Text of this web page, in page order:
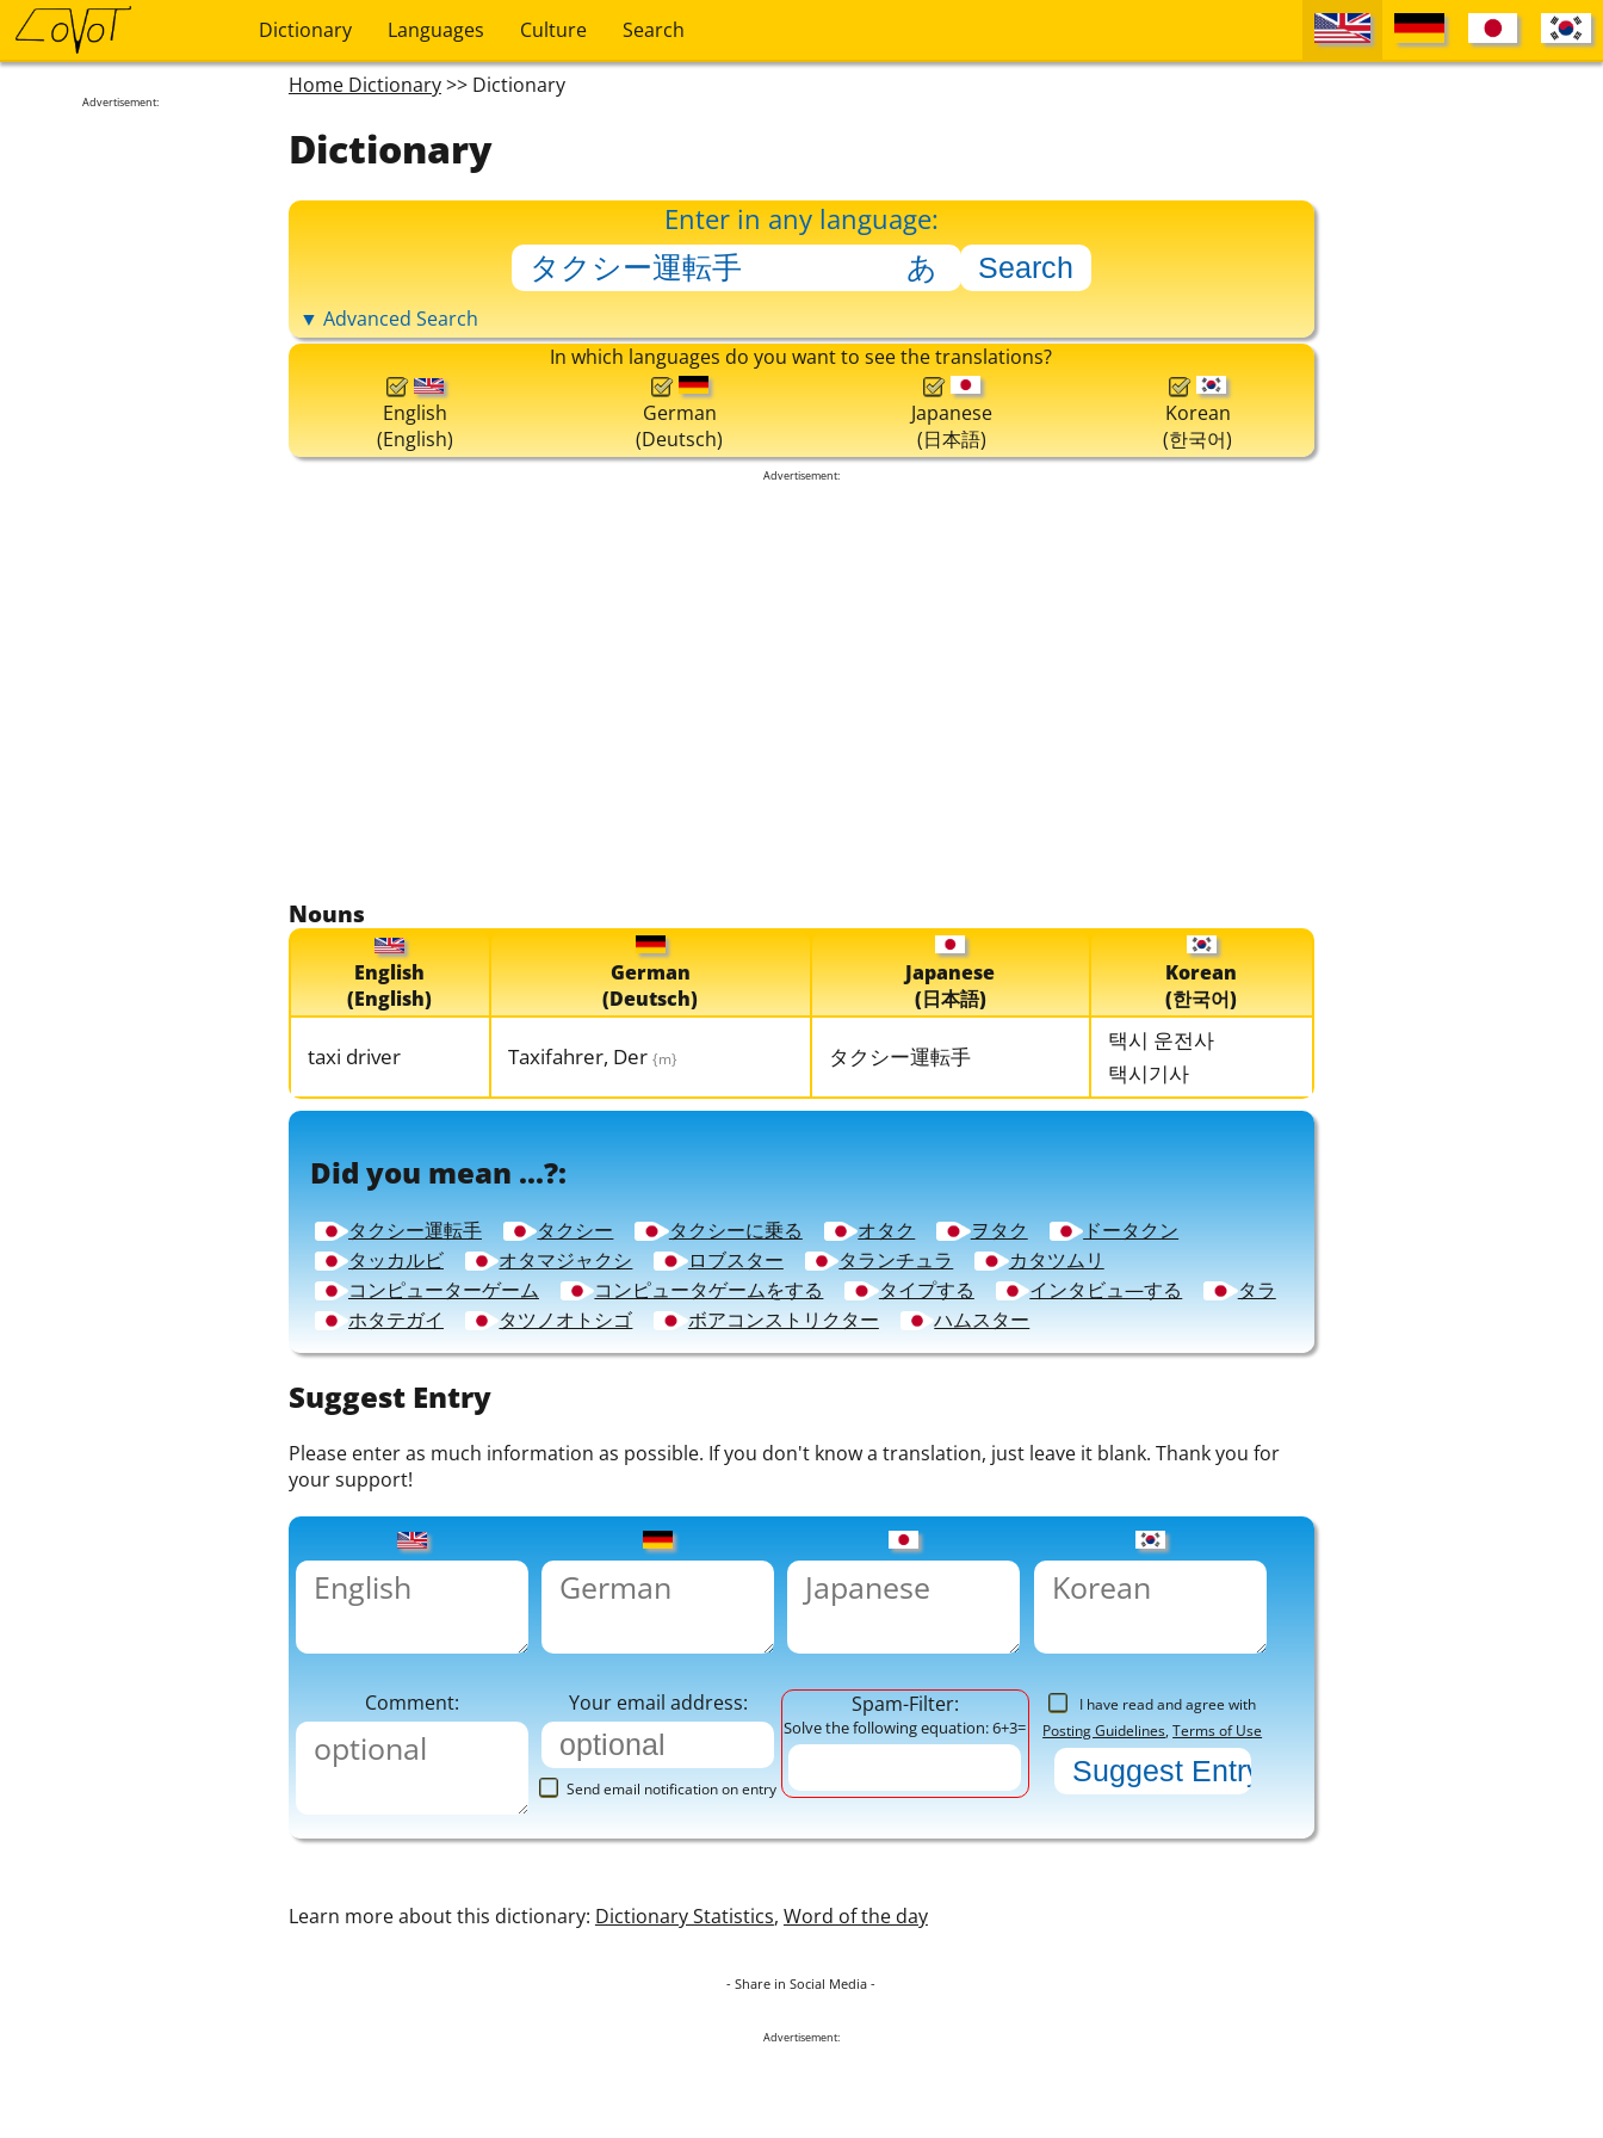
Dictionary Languages Culture Search
Advertisement:
Home Dictionary>> Dictionary
Dictionary
Enter in any language:
▼ Advanced Search
In which languages do you want to see the translations?
English
(English)
German
(Deutsch)
Japanese
(日本語)
Korean
(한국어)
Advertisement:
Nouns
English
(English)
German
(Deutsch)
Japanese
(日本語)
Korean
(한국어)
taxi driver Taxifahrer, Der {m} タクシー運転手
택시 운전사
택시기사
Did you mean ...?:
タクシー運転手 タクシー タクシーに乗る オタク ヲタク
ドータクン
タッカルビ
オタマジャクシ ロブスター タランチュラ
カタツムリ
コンピューターゲーム
コンピュータゲームをする タイプする インタビュ―する
タラ
ホタテガイ
タツノオトシゴ ボアコンストリクター ハムスター
Suggest Entry
Please enter as much information as possible. If you don't know a translation, just leave it blank. Thank you for
your support!
Comment: Your email address:
Send email notification on entry
Spam-Filter:
Solve the following equation: 6+3=
I have read and agree with
Posting Guidelines,Terms of Use
Learn more about this dictionary: Dictionary Statistics, Word of the day
- Share in Social Media -
Advertisement: